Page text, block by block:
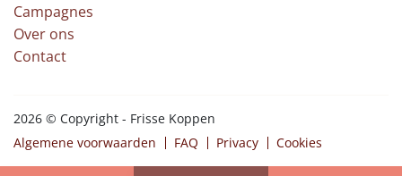
Campagnes
Over ons
Contact
2026 © Copyright - Frisse Koppen
Algemene voorwaarden
FAQ Privacy Cookies